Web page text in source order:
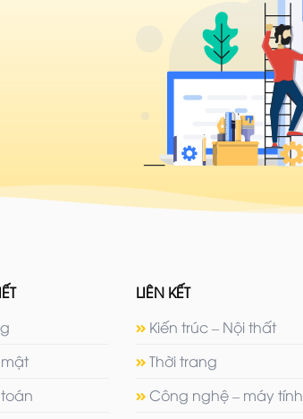
LIÊN KẾT
Kiến trúc – Nội thất
Thời trang
Công nghệ – máy tính